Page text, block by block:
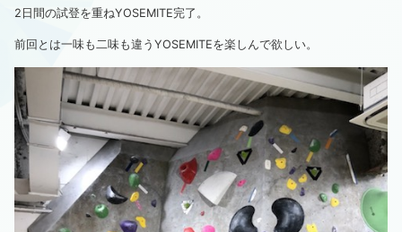
2日間の試登を重ねYOSEMITE完了。
前回とは一味も二味も違うYOSEMITEを楽しんで欲しい。